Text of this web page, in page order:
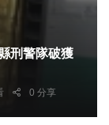
刑警隊破獲
0 分享